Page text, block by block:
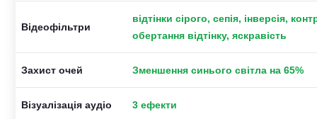
Відеофільтри
відтінки сірого, сепія, інверсія,
обертання відтінку, яскравість
Захист очей Зменшення синього світла на 65%
Візуалізація аудіо 3 ефекти